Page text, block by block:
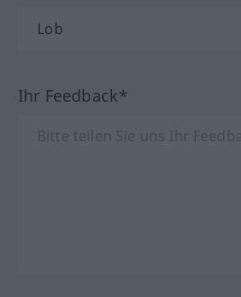
Ihr Feedback*